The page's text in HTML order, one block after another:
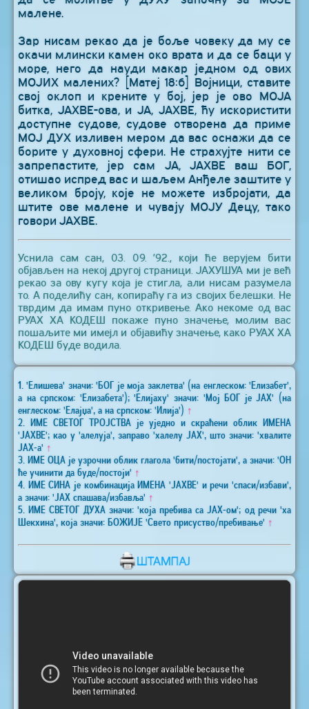
малене.
Зар нисам рекао да је боље човеку да му се
окачи млински камен око врата и да се баци у
море, него да науди макар једном од ових
МОЈИХ малених? [Матеј 18:6] Војници, ставите
свој оклоп и крените у бој, јер је ово МОЈА
битка, ЈАХВЕ-ова, и ЈА, ЈАХВЕ, ћу искористити
доступне судове, судове отворена да приме
МОЈ ДУХ изливен мером да вас оснажи да се
борите у духовној сфери. Не страхујте нити се
запрепастите, јер сам ЈА, ЈАХВЕ ваш БОГ,
отишао испред вас и шаљем Анђеле заштите у
великом броју, које не можете избројати, да
штите ове малене и чувају МОЈУ Децу, тако
говори ЈАХВЕ.
Уснила сам сан, 03. 09. ’92., који ће верујем бити
објављен на некој другој страници. ЈАХУШУА ми је већ
рекао за ову кугу која је стигла, али нисам разумела
то. А поделићу сан, копираћу га из својих белешки. Не
тврдим да имам пуно откривење. Ако некоме од вас
РУАХ ХА КОДЕШ покаже пуно значење, молим вас
пошаљите ми имејл и објавићу значење, како РУАХ ХА
КОДЕШ буде водила.
1. 'Елишева' значи: 'БОГ је моја заклетва' (на енглеском: 'Елизабет',
а на српском: 'Елизабета'); 'Елијаху' значи: 'Мој БОГ је ЈАХ' (на
енглеском: 'Елајџа', а на српском: 'Илија') ↑
2. ИМЕ СВЕТОГ ТРОЈСТВА је уједно и скраћени облик ИМЕНА
'ЈАХВЕ'; као у 'алелуја', заправо 'халелу ЈАХ', што значи: 'хвалите
ЈАХ-а' ↑
3. ИМЕ ОЦА је узрочни облик глагола 'бити/постојати', а значи: 'ОН
ће учинити да буде/постоји' ↑
4. ИМЕ СИНА је комбинација ИМЕНА 'ЈАХВЕ' и речи 'спаси/избави',
а значи: 'ЈАХ спашава/избавља' ↑
5. ИМЕ СВЕТОГ ДУХА значи: 'која пребива са ЈАХ-ом'; од речи 'ха
Шекхина', која значи: БОЖИЈЕ 'Свето присуство/пребивање' ↑